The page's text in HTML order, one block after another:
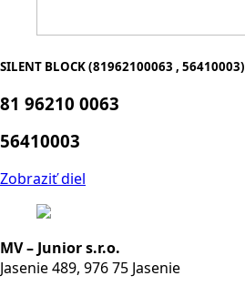
SILENT BLOCK (81962100063 , 56410003)
81 96210 0063
56410003
Zobraziť diel
MV – Junior s.r.o.
Jasenie 489, 976 75 Jasenie